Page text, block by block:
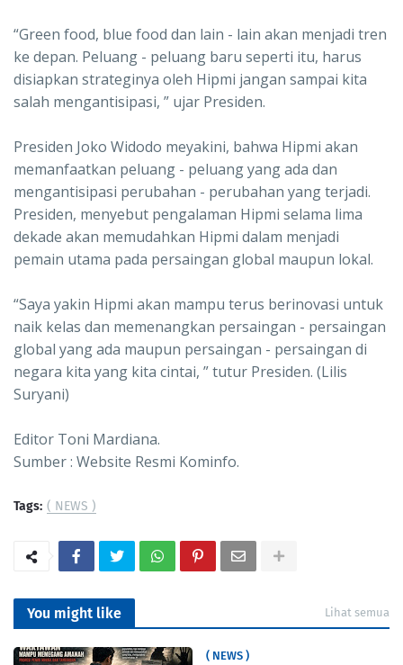
“Green food, blue food dan lain - lain akan menjadi tren
ke depan. Peluang - peluang baru seperti itu, harus
disiapkan strateginya oleh Hipmi jangan sampai kita
salah mengantisipasi, ” ujar Presiden.
Presiden Joko Widodo meyakini, bahwa Hipmi akan
memanfaatkan peluang - peluang yang ada dan
mengantisipasi perubahan - perubahan yang terjadi.
Presiden, menyebut pengalaman Hipmi selama lima
dekade akan memudahkan Hipmi dalam menjadi
pemain utama pada persaingan global maupun lokal.
“Saya yakin Hipmi akan mampu terus berinovasi untuk
naik kelas dan memenangkan persaingan - persaingan
global yang ada maupun persaingan - persaingan di
negara kita yang kita cintai, ” tutur Presiden. (Lilis
Suryani)
Editor Toni Mardiana.
Sumber : Website Resmi Kominfo.
Tags: ( NEWS )
You might like Lihat semua
( NEWS )